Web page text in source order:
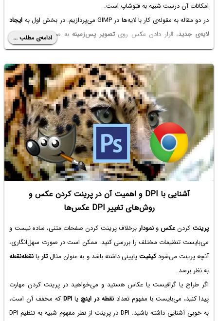
امکانات آن درست شبیه به فتوشاپ است.
در دو مقاله به مقوله‌ی کار با لایه‌ها در GIMP می‌پردازیم. در بخش اول به
ایجاد
لایه‌ی جدید، قرار دادن عکس رویتصویر پس‌زمینهبه صورت لایه‌ی جدید،
تغییر ناملایه‌ها وتغییر ترتیبلایه‌ها و همین‌طور افزودنشفافیتبه لایه‌ها
می‌پردازیم.
ادامه‌ی مطلب ...
آشنایی با DPI و اهمیت آن در پرینت کردن عکس و
روش‌های تغییر DPI عکس‌ها
پرینت کردنعکسونمودار برخلاف پرینت کردن صفحات متنی، ساده نیست و
می‌بایست تنظیمات مختلف را بررسی کنید. ممکن است در صورت سهل‌انگاری،
آنچه پرینت می‌شودکیفیتپایینی داشته باشد و به عنوان مثالتار یانقطه‌نقطه
به نظر برسد.
اگر طراح یا گرافیست یا عکاس هستید و می‌خواهید در پرینت کردن مهارت
پیدا کنید، می‌بایست با مفهوم تعدادنقطه در اینچ یا DPIکه مخفف آن است،
به خوبی آشنایی داشته باشید. DPI در پرینت از نظر مفهوم شبیه به تنظیم DPI